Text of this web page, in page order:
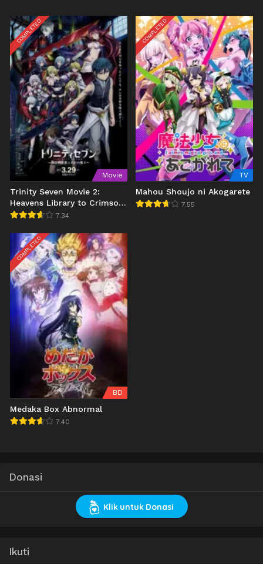
COMPLETED
Movie
Trinity Seven Movie 2:
Heavens Library to Crimson
Lord
7.34
COMPLETED
TV
Mahou Shoujo ni Akogarete
7.55
COMPLETED
BD
Medaka Box Abnormal
7.40
Donasi
Klik untuk Donasi
Ikuti